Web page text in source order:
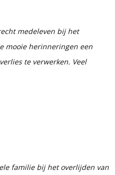
medeleven bij het
mooie herinneringen een
te verwerken. Veel
familie bij het overlijden van